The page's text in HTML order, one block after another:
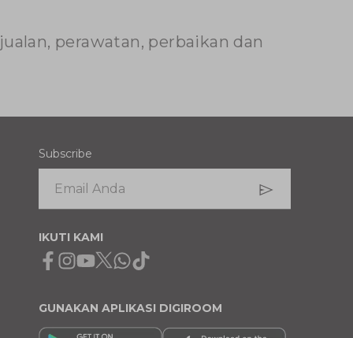
perawatan, perbaikan dan
Subscribe
IKUTI KAMI
Facebook
Instagram
Youtube
X Whatsapp
Tiktok
GUNAKAN APLIKASI DIGIROOM